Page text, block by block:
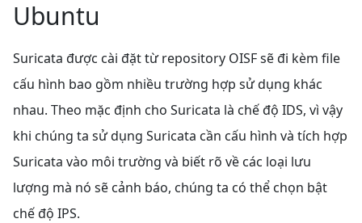
Ubuntu
Suricata được cài đặt từ repository OISF sẽ đi kèm file
cấu hình bao gồm nhiều trường hợp sử dụng khác
nhau. Theo mặc định cho Suricata là chế độ IDS, vì vậy
khi chúng ta sử dụng Suricata cần cấu hình và tích hợp
Suricata vào môi trường và biết rõ về các loại lưu
lượng mà nó sẽ cảnh báo, chúng ta có thể chọn bật
chế độ IPS.